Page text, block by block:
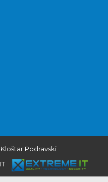
Podravski